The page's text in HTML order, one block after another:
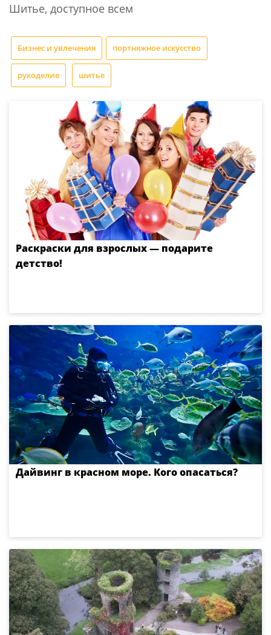
Шитье, доступное всем
Бизнес и увлечения портняжное искусство
рукоделие шитье
Раскраски для взрослых — подарите
детство!
Дайвинг в красном море. Кого опасаться?